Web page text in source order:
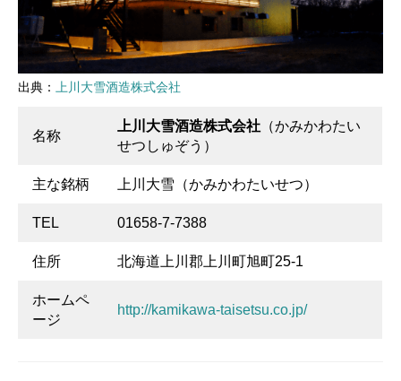
出典： 上川大雪酒造株式会社
名称
上川大雪酒造株式会社 （かみかわたい
せつしゅぞう）
主な銘柄 上川大雪（かみかわたいせつ）
TEL 01658-7-7388
住所 北海道上川郡上川町旭町25-1
ホームペ
ージ
http://kamikawa-taisetsu.co.jp/